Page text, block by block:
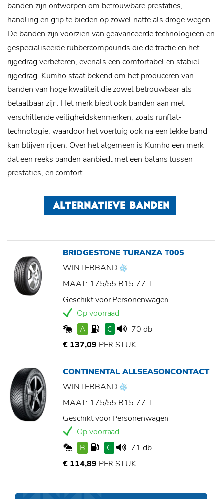
banden zijn ontworpen om betrouwbare prestaties,
handling en grip te bieden op zowel natte als droge wegen.
De banden zijn voorzien van geavanceerde technologieën en
gespecialiseerde rubbercompounds die de tractie en het
rijgedrag verbeteren, evenals een comfortabel en stabiel
rijgedrag. Kumho staat bekend om het produceren van
banden van hoge kwaliteit die zowel betrouwbaar als
betaalbaar zijn. Het merk biedt ook banden aan met
verschillende veiligheidskenmerken, zoals runflat-
technologie, waardoor het voertuig ook na een lekke band
kan blijven rijden. Over het algemeen is Kumho een merk
dat een reeks banden aanbiedt met een balans tussen
prestaties, en comfort.
ALTERNATIEVE BANDEN
BRIDGESTONE TURANZA T005
WINTERBAND
MAAT: 175/55 R15 77 T
Geschikt voor Personenwagen
Op voorraad
A
C
70 db
€ 137,09 PER STUK
CONTINENTAL ALLSEASONCONTACT
WINTERBAND
MAAT: 175/55 R15 77 T
Geschikt voor Personenwagen
Op voorraad
B
C
71 db
€ 114,89 PER STUK